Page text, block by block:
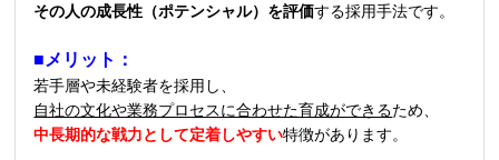
その人の成長性（ポテンシャル）を評価する採用手法です。
■メリット：
若手層や未経験者を採用し、
自社の文化や業務プロセスに合わせた育成ができるため、
中長期的な戦力として定着しやすい特徴があります。